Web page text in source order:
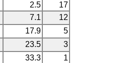
2.5
17
7.1
12
17.9
5
23.5
3
33.3
1